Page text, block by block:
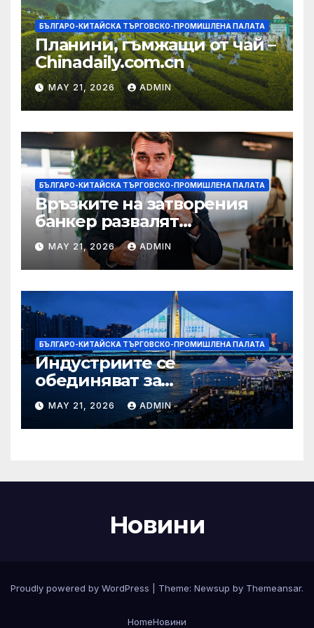
БЪЛГАРО-КИТАЙСКА ТЪРГОВСКО-ПРОМИШЛЕНА ПАЛАТА
Планини, гъмжащи от чай –
Chinadaily.com.cn
MAY 21, 2026 ADMIN
БЪЛГАРО-КИТАЙСКА ТЪРГОВСКО-ПРОМИШЛЕНА ПАЛАТА
Връзките на затворения
банкер развалят
надеждите на Флавио
Болсонаро за президент на
Бразилия
MAY 21, 2026 ADMIN
БЪЛГАРО-КИТАЙСКА ТЪРГОВСКО-ПРОМИШЛЕНА ПАЛАТА
Индустриите се
обединяват за
висококачествен растеж на
културния и
туристическия сектор
MAY 21, 2026 ADMIN
Новини
Proudly powered by WordPress Theme: Newsup by Themeansar.
HomeНовини